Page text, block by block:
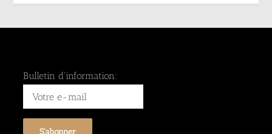
Bulletin d'information: